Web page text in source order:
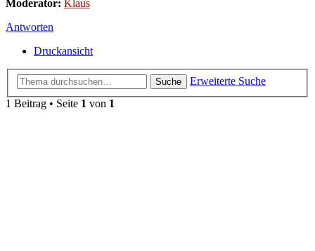
Moderator: Klaus
Antworten
Druckansicht
Suche
Erweiterte Suche
1 Beitrag • Seite 1 von 1